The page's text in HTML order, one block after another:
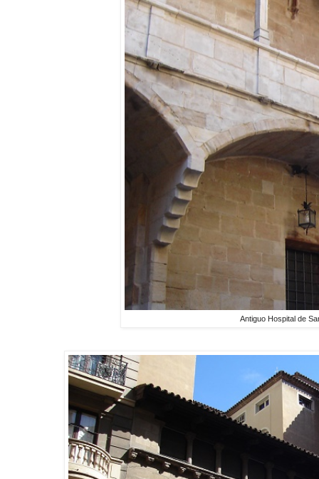
Antiguo Hospital de